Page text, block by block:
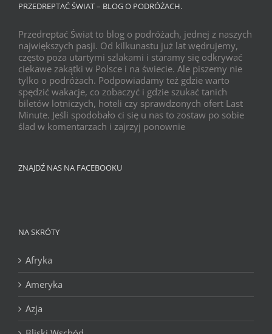
PRZEDREPTAĆ ŚWIAT – BLOG O PODRÓŻACH.
Przedreptać Świat to blog o podróżach, jednej z naszych
największych pasji. Od kilkunastu już lat wędrujemy,
często poza utartymi szlakami i staramy się odkrywać
ciekawe zakątki w Polsce i na świecie. Ale piszemy nie
tylko o podróżach. Podpowiadamy też gdzie warto
spędzić wakacje, co zobaczyć i gdzie szukać tanich
biletów lotniczych, hoteli czy sprawdzonych ofert Last
Minute. Jeśli spodobało ci się u nas to zostaw po sobie
ślad w komentarzach i zajrzyj ponownie
ZNAJDŹ NAS NA FACEBOOKU
NA SKRÓTY
Afryka
Ameryka
Azja